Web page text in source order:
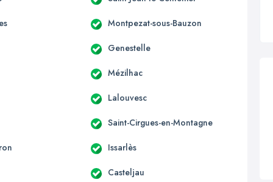
Montpezat-sous-Bauzon
Genestelle
Mézilhac
Lalouvesc
Saint-Cirgues-en-Montagne
Issarlès
Casteljau